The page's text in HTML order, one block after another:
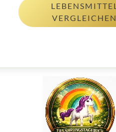
LEBENSMITTEL
VERGLEICHEN